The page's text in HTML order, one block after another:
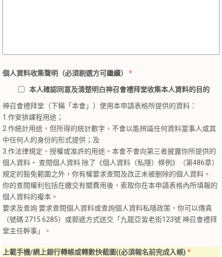
個人資料收集聲明（必須剔選方可繼續） *
本人確認同意及清楚明白神召會禮拜堂收集本人資料的目的
神召會禮拜堂（下稱「本會」）使用本申請表格所提供的資料：
1.作安排課程用途；
2.作統計用途，但所得的統計數字，不會以能辨識任何資料當事人或其
中任何人的身份的形式提供；及
3.作法律規定、授權或准許的用途。本會不會向第三者披露你所提供的
個人資料。 查閱個人資料 除了《個人資料（私隱）條例》（第486章）
規定的豁免範圍之外，你有權要求查閱及改正未被删除的個人資料。
你的查閱權利包括在繳交有關費用後，索取你在本申請表格內所填報的
個人資料的複本。
要求及查詢 要求查閱個人資料或查詢個人資料私隱政策，你可以傳真
（號碼 2715 6285）或郵遞方式送交「九龍亞皆老街123號 神召會禮拜
堂主任幹事」。
上載手機/網上銀行轉帳或轉數快截圖((必須報名前完成入帳) *